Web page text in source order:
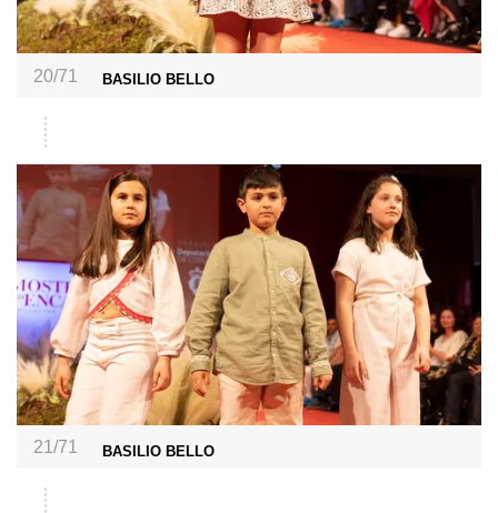
20/71 BASILIO BELLO
21/71 BASILIO BELLO